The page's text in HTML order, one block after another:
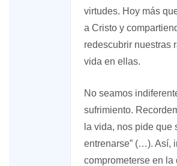
virtudes. Hoy más
a Cristo y
redescubrir nuestras
vida en ellas.
No seamos
sufrimiento.
la vida, nos pide que
entrenarse” (…). Así,
comprometerse en la